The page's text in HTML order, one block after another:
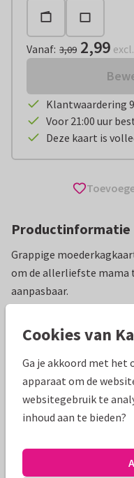
Vanaf: 3,09 2,99
Klantwaardering
Voor 21:00 uur
Deze kaart is
Productinformatie
Grappige
om de allerliefste mama
aanpasbaar.
Moederdag kaarten
Specificaties bij deze
Envelop: Witte
Cookies van
Ga je akkoord met het
apparaat om de
websitegebruik te
inhoud aan te bieden?